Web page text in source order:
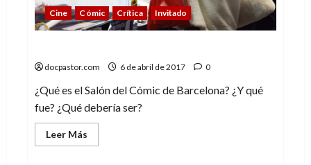
Cine Cómic Crítica Invitado
docpastor.com 6 de abril de 2017 0
¿Qué es el Salón del Cómic de Barcelona? ¿Y qué
fue? ¿Qué debería ser?
Leer Más
más